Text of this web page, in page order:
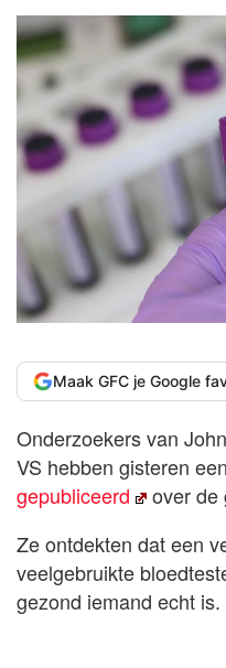
Maak GFC je Google
Onderzoekers van
VS hebben gisteren
gepubliceerd
over de
Ze ontdekten dat een
veelgebruikte
gezond iemand echt is.